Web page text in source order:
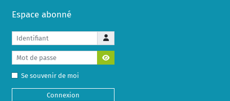
Espace abonné
Identifiant
Mot de passe
Afficher le mot de passe
Se souvenir de moi
Connexion